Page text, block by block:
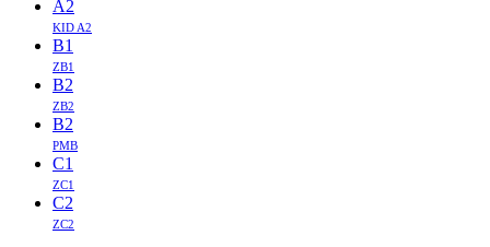
A2
KID A2
B1
ZB1
B2
ZB2
B2
PMB
C1
ZC1
C2
ZC2